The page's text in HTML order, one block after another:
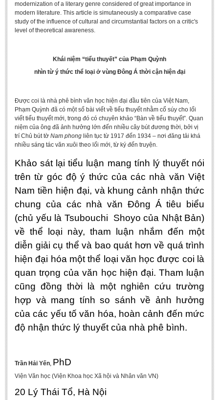
Foreign Literatures & Comparative Literature
Education
CONFERENCE
Studies on Vietnamese and Korean Literature and Films
Modernization process in Japanese literature and in the literatures of
East-Asian region
Studies on Sinology & Nom
Vietnamese and Japanese Literature Viewed from an East Asian
To Build a Standard Orthography in Schools and the Media
80 Years of New Poetry and the Self-Reliant Literary Group
ALUMNI
Alumni Association
Scholarship Fund
STUDENT ACTIVITIES
Literature Club
Calligraphy Club
modernization of a literary genre considered of great importance in
modern literature. This article is simutaneously a comparative case
study of the influence of cultural and circumstantial factors on a critic's
level of theoretical awareness.
Khái niệm “tiểu thuyết” của Phạm Quỳnh
nhìn từ ý thức thể loại ở vùng Đông Á thời cận hiện đại
Được coi là nhà phê bình văn học hiện đại đầu tiên của Việt Nam,
Phạm Quỳnh đã có một số bài viết về tiểu thuyết nhằm cổ súy cho lối
viết tiểu thuyết mới, trong đó có chuyên khảo “Bàn về tiểu thuyết”. Quan
niệm của ông đã ảnh hưởng lớn đến nhiều cây bút đương thời, bởi vị
trí Chủ bút tờ Nam phong liên tục từ 1917 đến 1934 – nơi đăng tải khá
nhiều sáng tác văn xuôi theo lối mới, từ ký đến truyện.
Khảo sát lại tiểu luận mang tính lý thuyết nói
trên từ góc độ ý thức của các nhà văn Việt
Nam tiền hiện đại, và khung cảnh nhận thức
chung của các nhà văn Đông Á tiêu biểu
(chủ yếu là Tsubouchi Shoyo của Nhật Bản)
về thể loại này, tham luận nhắm đến một
diễn giải cụ thể và bao quát hơn về quá trình
hiện đại hóa một thể loại văn học được coi là
quan trọng của văn học hiện đại. Tham luận
cũng đồng thời là một nghiên cứu trường
hợp và mang tính so sánh về ảnh hưởng
của các yếu tố văn hóa, hoàn cảnh đến mức
độ nhận thức lý thuyết của nhà phê bình.
Trần Hải Yến, PhD
Viện Văn học (Viện Khoa học Xã hội và Nhân văn VN)
20 Lý Thái Tổ, Hà Nội